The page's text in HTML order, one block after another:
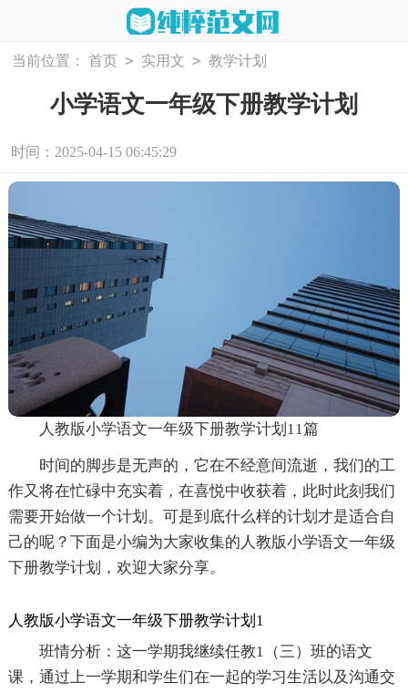
当前位置： 首页 > 实用文 > 教学计划
小学语文一年级下册教学计划
时间：2025-04-15 06:45:29
人教版小学语文一年级下册教学计划11篇
时间的脚步是无声的，它在不经意间流逝，我们的工
作又将在忙碌中充实着，在喜悦中收获着，此时此刻我们
需要开始做一个计划。可是到底什么样的计划才是适合自
己的呢？下面是小编为大家收集的人教版小学语文一年级
下册教学计划，欢迎大家分享。
人教版小学语文一年级下册教学计划1
班情分析：这一学期我继续任教1（三）班的语文
课，通过上一学期和学生们在一起的学习生活以及沟通交